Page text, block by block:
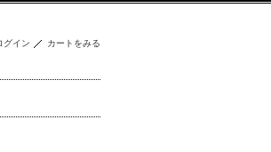
グイン カートをみる